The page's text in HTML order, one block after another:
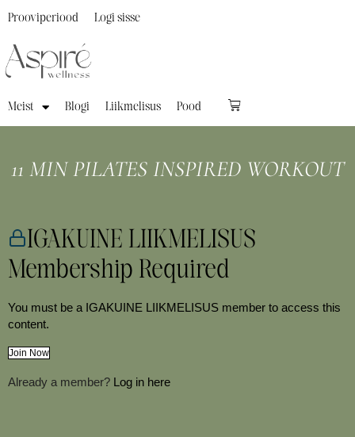
Meist Blogi Liikmelisus Pood
Prooviperiood Logi sisse
11 MIN PILATES INSPIRED WORKOUT
IGAKUINE LIIKMELISUS
Membership Required
You must be a IGAKUINE LIIKMELISUS member to access this
content.
Join Now
Already a member? Log in here